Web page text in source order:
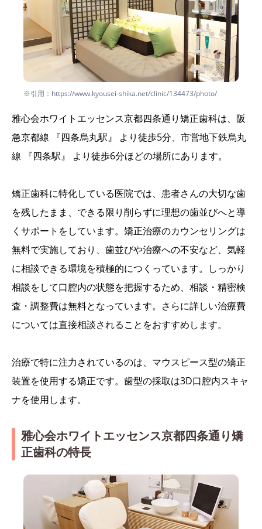
※引用：https://www.kyousei-shika.net/clinic/134473/photo/
雅心会ホワイトエッセンス京都四条通り矯正歯科は、阪
急京都線 『四条烏丸駅』 より徒歩5分、市営地下鉄烏丸
線 『四条駅』 より徒歩6分ほどの場所にあります。
矯正歯科に特化している医院では、患者さんの大切な歯
を残したまま、できる限り削らずに理想の歯並びへと導
くサポートをしています。矯正治療のカウンセリングは
無料で実施しており、歯並びや治療への不安など、気軽
に相談できる環境を積極的につくっています。しっかり
相談をして口腔内の状態を把握するため、相談・精密検
査・調整費は無料となっています。さらに詳しい治療費
については直接相談されることをおすすめします。
治療で特に注力されているのは、マウスピース型の矯正
装置を使用する矯正です。歯型の採取は3D口腔内スキャ
ナを使用します。
雅心会ホワイトエッセンス京都四条通り矯
正歯科の特長